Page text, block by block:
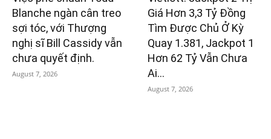
Blanche ngàn cân treo
sợi tóc, với Thượng
nghị sĩ Bill Cassidy vẫn
chưa quyết định.
August 7, 2026
Giá Hơn 3,3 Tỷ Đồng
Tìm Được Chủ Ở Kỳ
Quay 1.381, Jackpot 1
Hơn 62 Tỷ Vẫn Chưa
Ai...
August 7, 2026